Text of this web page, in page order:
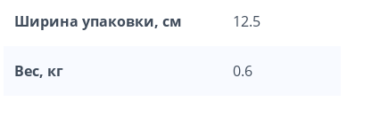
Ширина упаковки, см 12.5
Вес, кг 0.6